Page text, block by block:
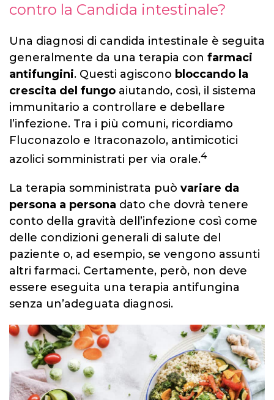
contro la Candida intestinale?
Una diagnosi di candida intestinale è seguita
generalmente da una terapia con farmaci
antifungini. Questi agiscono bloccando la
crescita del fungo aiutando, così, il sistema
immunitario a controllare e debellare
l’infezione. Tra i più comuni, ricordiamo
Fluconazolo e Itraconazolo, antimicotici
azolici somministrati per via orale.4
La terapia somministrata può variare da
persona a persona dato che dovrà tenere
conto della gravità dell’infezione così come
delle condizioni generali di salute del
paziente o, ad esempio, se vengono assunti
altri farmaci. Certamente, però, non deve
essere eseguita una terapia antifungina
senza un’adeguata diagnosi.